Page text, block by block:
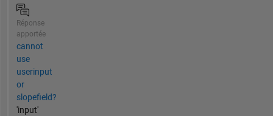
Réponse
apportée
cannot
use
userinput
or
slopefield?
'input'